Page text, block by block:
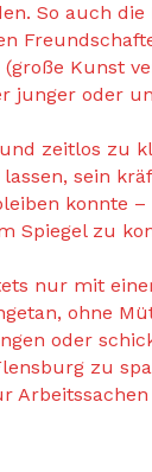
So auch
Kunst
junger oder
zeitlos zu
sein
konnte
Spiegel zu
nur mit
ohne
oder
zu